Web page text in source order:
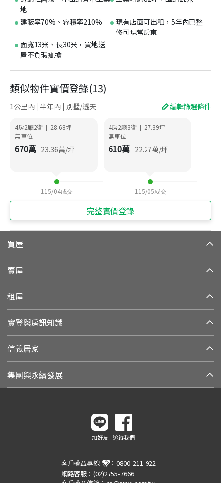
地
建蔽率70%、容積率210%
現有店面可出租，5年內已整
修可現當房東
面寬13米、長30米，買地送
屋不負瑕疵擔
類似物件實價登錄(13)
1公里內 | 半年內 | 別墅/透天 編輯篩選條件
4房2廳2衛 | 28.68坪 |
無車位
670萬 23.36萬/坪
115/04成交
4房2廳3衛 | 27.39坪 |
無車位
610萬 22.27萬/坪
115/05成交
完整實價登錄
買屋
賣屋
租屋
實登與房訊知識
信義居家
集團與永續發展
加好友 追蹤我們
客戶權益專線 ： 0800-211-922
網路客服： (02)2755-7666